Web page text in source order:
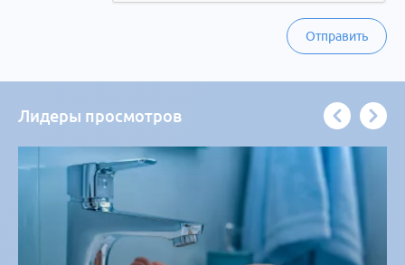
Отправить
Лидеры просмотров